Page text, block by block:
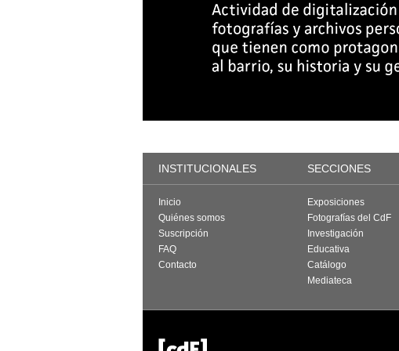
INSTITUCIONALES SECCIONES
Inicio
Quiénes somos
Suscripción
FAQ
Contacto
Exposiciones
Fotografías del CdF
Investigación
Educativa
Catálogo
Mediateca